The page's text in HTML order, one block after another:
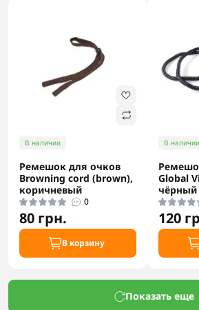
В наличии
Ремешок для очков
Browning cord (brown),
коричневый
0
80 грн.
В корзину
В наличии
Global
чёрный
120
Показать еще